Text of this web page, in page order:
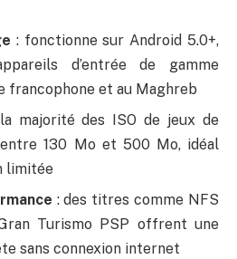
: fonctionne sur Android 5.0+,
d’entrée de gamme
francophone et au Maghreb
majorité des ISO de jeux de
130 Mo et 500 Mo, idéal
limitée
: des titres comme NFS
Turismo PSP offrent une
sans connexion internet